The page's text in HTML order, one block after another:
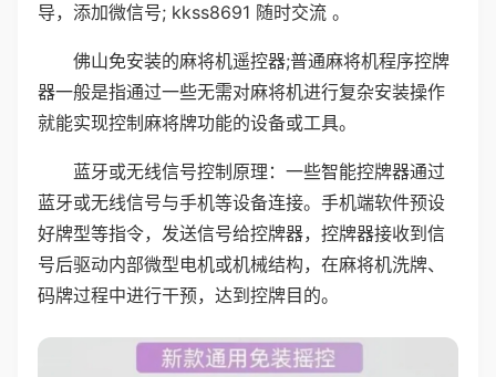
导，添加微信号; kkss8691 随时交流 。
佛山免安装的麻将机遥控器;普通麻将机程序控牌
器一般是指通过一些无需对麻将机进行复杂安装操作
就能实现控制麻将牌功能的设备或工具。
蓝牙或无线信号控制原理：一些智能控牌器通过
蓝牙或无线信号与手机等设备连接。手机端软件预设
好牌型等指令，发送信号给控牌器，控牌器接收到信
号后驱动内部微型电机或机械结构，在麻将机洗牌、
码牌过程中进行干预，达到控牌目的。